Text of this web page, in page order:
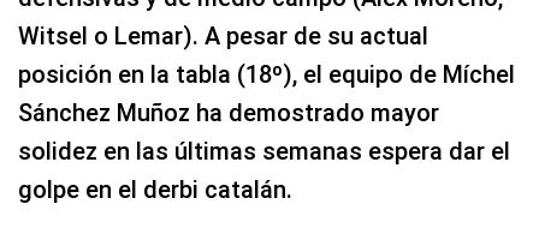
Witsel o Lemar). A pesar de su actual
posición en la tabla (18º), el equipo de Míchel
Sánchez Muñoz ha demostrado mayor
solidez en las últimas semanas espera dar el
golpe en el derbi catalán.